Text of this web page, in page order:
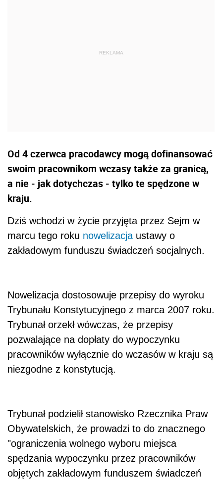
Od 4 czerwca pracodawcy mogą dofinansować
swoim pracownikom wczasy także za granicą,
a nie - jak dotychczas - tylko te spędzone w
kraju.
Dziś wchodzi w życie przyjęta przez Sejm w
marcu tego roku nowelizacja ustawy o
zakładowym funduszu świadczeń socjalnych.
Nowelizacja dostosowuje przepisy do wyroku
Trybunału Konstytucyjnego z marca 2007 roku.
Trybunał orzekł wówczas, że przepisy
pozwalające na dopłaty do wypoczynku
pracowników wyłącznie do wczasów w kraju są
niezgodne z konstytucją.
Trybunał podzielił stanowisko Rzecznika Praw
Obywatelskich, że prowadzi to do znacznego
"ograniczenia wolnego wyboru miejsca
spędzania wypoczynku przez pracowników
objętych zakładowym funduszem świadczeń